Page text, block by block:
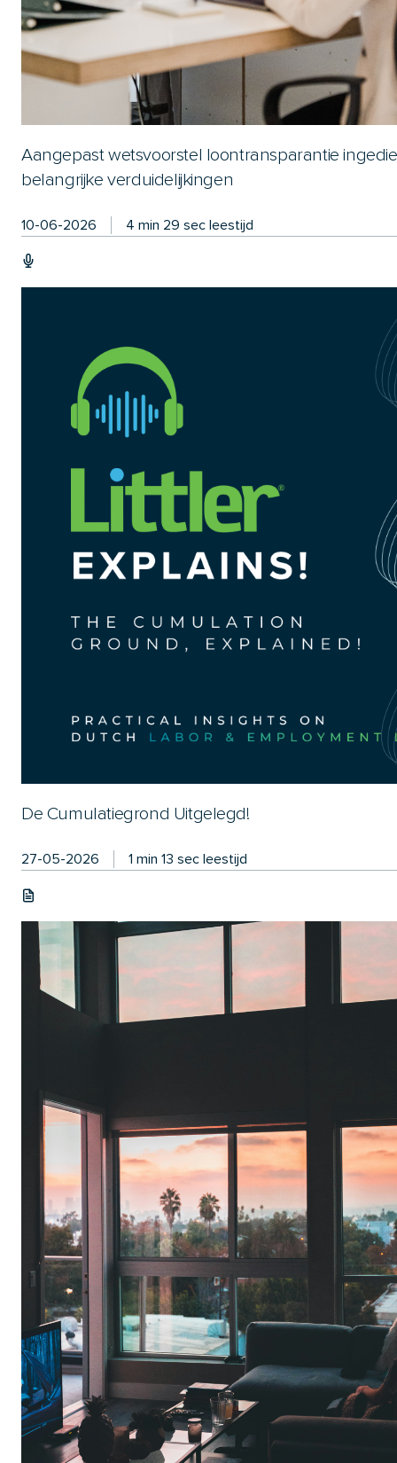
Aangepast wetsvoorstel loontransparantie
belangrijke verduidelijkingen
10-06-2026 4 min 29 sec leestijd
De Cumulatiegrond Uitgelegd!
27-05-2026 1 min 13 sec leestijd